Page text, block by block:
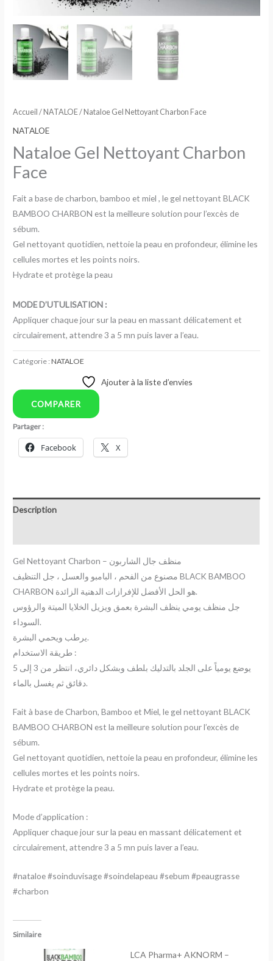
Accueil /NATALOE/ Nataloe Gel Nettoyant Charbon Face
NATALOE
Nataloe Gel Nettoyant Charbon
Face
Fait a base de charbon, bamboo et miel , le gel nettoyant BLACK
BAMBOO CHARBON est la meilleure solution pour l’excès de
sébum.
Gel nettoyant quotidien, nettoie la peau en profondeur, élimine les
cellules mortes et les points noirs.
Hydrate et protège la peau
MODE D’UTULISATION :
Appliquer chaque jour sur la peau en massant délicatement et
circulairement, attendre 3 a 5 mn puis laver a l’eau.
Catégorie :NATALOE
Ajouter à la liste d’envies
COMPARER
Partager :
Facebook X
Description
Gel Nettoyant Charbon – منظف جال الشاربون
مصنوع من الفحم ، البامبو والعسل ، جل التنظيف BLACK BAMBOO
CHARBON هو الحل الأفضل للإفرازات الدهنية الزائدة.
جل منظف يومي ينظف البشرة بعمق ويزيل الخلايا الميتة والرؤوس
السوداء.
يرطب ويحمي البشرة.
طريقة الاستخدام :
يوضع يومياً على الجلد بالتدليك بلطف وبشكل دائري، انتظر من 3 إلى 5
دقائق ثم يغسل بالماء.
Fait à base de Charbon, Bamboo et Miel, le gel nettoyant BLACK
BAMBOO CHARBON est la meilleure solution pour l’excès de
sébum.
Gel nettoyant quotidien, nettoie la peau en profondeur, élimine les
cellules mortes et les points noirs.
Hydrate et protège la peau.
Mode d’application :
Appliquer chaque jour sur la peau en massant délicatement et
circulairement, attendre 3 a 5 mn puis laver a l’eau.
#nataloe #soinduvisage #soindelapeau #sebum #peaugrasse
#charbon
Similaire
LCA Pharma+ AKNORM –